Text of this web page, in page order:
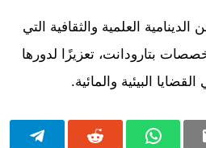
العلمية والثقافية التي
بتارودانت، تعزيزًا لدورها
البيئية والمائية.